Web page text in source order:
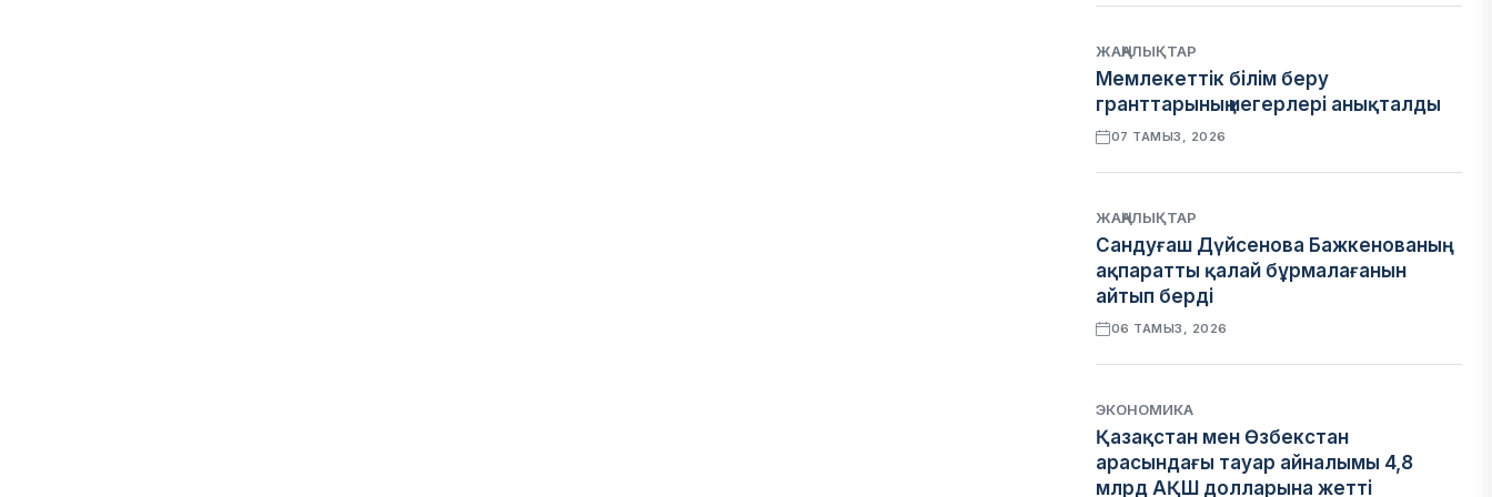
ЖАҢАЛЫҚТАР
Мемлекеттік білім беру
гранттарының иегерлері анықталды
07 ТАМЫЗ, 2026
ЖАҢАЛЫҚТАР
Сандуғаш Дүйсенова Бажкенованың
ақпаратты қалай бұрмалағанын
айтып берді
06 ТАМЫЗ, 2026
ЭКОНОМИКА
Қазақстан мен Өзбекстан
арасындағы тауар айналымы 4,8
млрд АҚШ долларына жетті